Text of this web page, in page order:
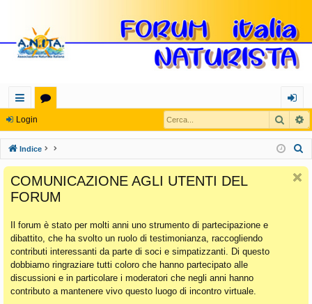
oll
eg
a
m
en
ti
Ra
pi
di
u
m
og
in
Login Cerca
Indice
COMUNICAZIONE AGLI UTENTI DEL
FORUM
Il forum è stato per molti anni uno strumento di partecipazione e
dibattito, che ha svolto un ruolo di testimonianza, raccogliendo
contributi interessanti da parte di soci e simpatizzanti. Di questo
dobbiamo ringraziare tutti coloro che hanno partecipato alle
discussioni e in particolare i moderatori che negli anni hanno
contributo a mantenere vivo questo luogo di incontro virtuale.